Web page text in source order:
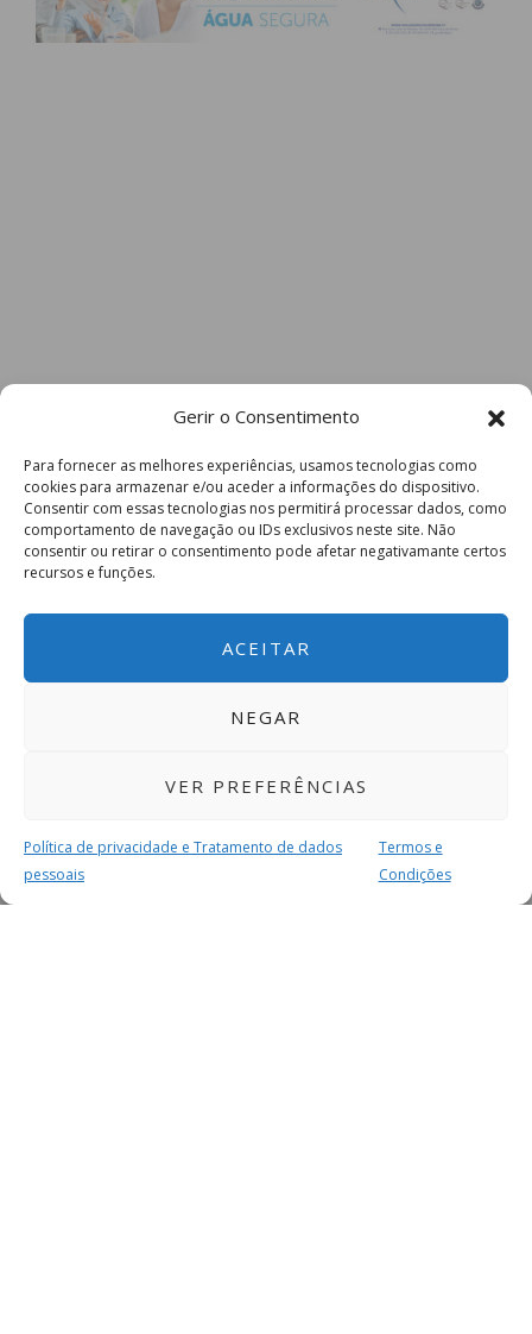
Gerir o Consentimento
Para fornecer as melhores experiências, usamos tecnologias como
cookies para armazenar e/ou aceder a informações do dispositivo.
Consentir com essas tecnologias nos permitirá processar dados, como
comportamento de navegação ou IDs exclusivos neste site. Não
consentir ou retirar o consentimento pode afetar negativamante certos
recursos e funções.
ACEITAR
NEGAR
VER PREFERÊNCIAS
Política de privacidade e Tratamento de dados
pessoais
Termos e
Condições